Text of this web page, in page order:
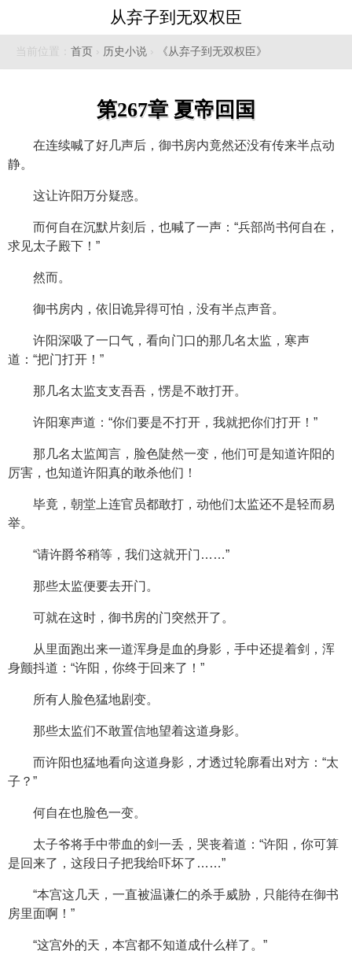
从弃子到无双权臣
当前位置： 首页 › 历史小说 › 《从弃子到无双权臣》
第267章 夏帝回国
在连续喊了好几声后，御书房内竟然还没有传来半点动
静。
这让许阳万分疑惑。
而何自在沉默片刻后，也喊了一声：“兵部尚书何自在，
求见太子殿下！”
然而。
御书房内，依旧诡异得可怕，没有半点声音。
许阳深吸了一口气，看向门口的那几名太监，寒声
道：“把门打开！”
那几名太监支支吾吾，愣是不敢打开。
许阳寒声道：“你们要是不打开，我就把你们打开！”
那几名太监闻言，脸色陡然一变，他们可是知道许阳的
厉害，也知道许阳真的敢杀他们！
毕竟，朝堂上连官员都敢打，动他们太监还不是轻而易
举。
“请许爵爷稍等，我们这就开门……”
那些太监便要去开门。
可就在这时，御书房的门突然开了。
从里面跑出来一道浑身是血的身影，手中还提着剑，浑
身颤抖道：“许阳，你终于回来了！”
所有人脸色猛地剧变。
那些太监们不敢置信地望着这道身影。
而许阳也猛地看向这道身影，才透过轮廓看出对方：“太
子？”
何自在也脸色一变。
太子爷将手中带血的剑一丢，哭丧着道：“许阳，你可算
是回来了，这段日子把我给吓坏了……”
“本宫这几天，一直被温谦仁的杀手威胁，只能待在御书
房里面啊！”
“这宫外的天，本宫都不知道成什么样了。”